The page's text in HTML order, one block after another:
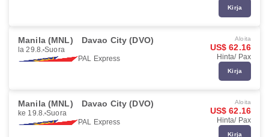
Kirja
Manila (MNL) Davao City (DVO)
la 29.8. Suora
PAL Express
Aloita
US$ 62.16
Hinta/ Pax
Kirja
Manila (MNL) Davao City (DVO)
ke 19.8. Suora
PAL Express
Aloita
US$ 62.16
Hinta/ Pax
Kirja